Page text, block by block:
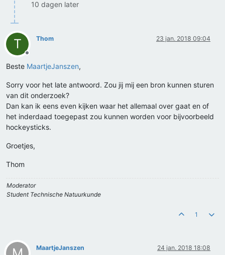
10 dagen later
T
Offline
Thom 23 jan. 2018 09:04
Beste MaartjeJanszen,
Sorry voor het late antwoord. Zou jij mij een bron kunnen sturen
van dit onderzoek?
Dan kan ik eens even kijken waar het allemaal over gaat en of
het inderdaad toegepast zou kunnen worden voor bijvoorbeeld
hockeysticks.
Groetjes,
Thom
Moderator
Student Technische Natuurkunde
1
MaartjeJanszen 24 jan. 2018 18:08